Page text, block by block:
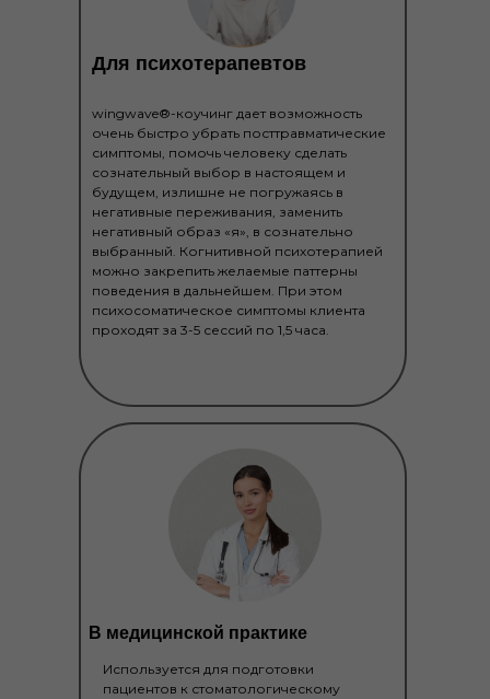
wingwave®-коучинг дает возможность
очень быстро убрать посттравматические
симптомы, помочь человеку сделать
сознательный выбор в настоящем и
будущем, излишне не погружаясь в
негативные переживания, заменить
негативный образ «я», в сознательно
выбранный. Когнитивной психотерапией
можно закрепить желаемые паттерны
поведения в дальнейшем. При этом
психосоматическое симптомы клиента
проходят за 3-5 сессий по 1,5 часа.
Для психотерапевтов
Используется для подготовки
пациентов к стоматологическому
В медицинской практике